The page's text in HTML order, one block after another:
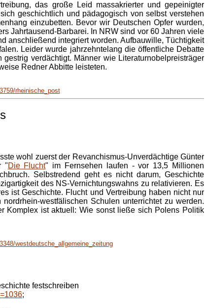
das große Leid massakrierter und gepeinigter
geschichtlich und pädagogisch von selbst verstehen
einzubetten. Bevor wir Deutschen Opfer wurden,
Jahrtausend-Barbarei. In NRW sind vor 60 Jahren viele
anschließend integriert worden. Aufbauwille, Tüchtigkeit
Leider wurde jahrzehntelang die öffentliche Debatte
verdächtigt. Männer wie Literaturnobelpreisträger
Redner Abbitte leisteten.
rheinische_post
wohl zuerst der Revanchismus-Unverdächtige Günter
"Die Flucht" im Fernsehen laufen - vor 13,5 Millionen
Selbstredend geht es nicht darum, Geschichte
des NS-Vernichtungswahns zu relativieren. Es
ist Geschichte. Flucht und Vertreibung haben nicht nur
westfälischen Schulen unterrichtet zu werden.
Komplex ist aktuell: Wie sonst ließe sich Polens Politik
westdeutsche_allgemeine_zeitung
festschreiben
;